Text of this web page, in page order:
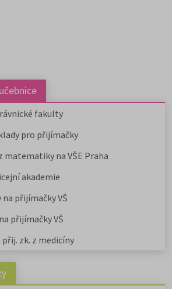
fakulty
pro přijímačky
matematiky na VŠE Praha
akademie
přijímačky VŠ
přijímačky VŠ
zk. z medicíny